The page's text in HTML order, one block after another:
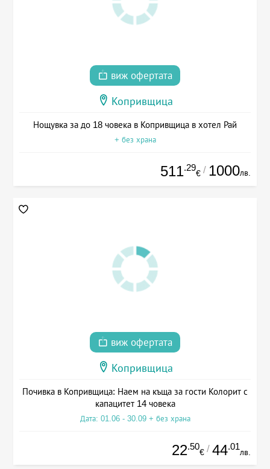
виж офертата
Копривщица
Нощувка за до 18 човека в Копривщица в хотел Рай
+ без храна
511.29
€ / 1000лв.
виж офертата
Копривщица
Почивка в Копривщица: Наем на къща за гости Колорит с
капацитет 14 човека
Дата: 01.06 - 30.09 + без храна
22.50
€ / 44.01
лв.